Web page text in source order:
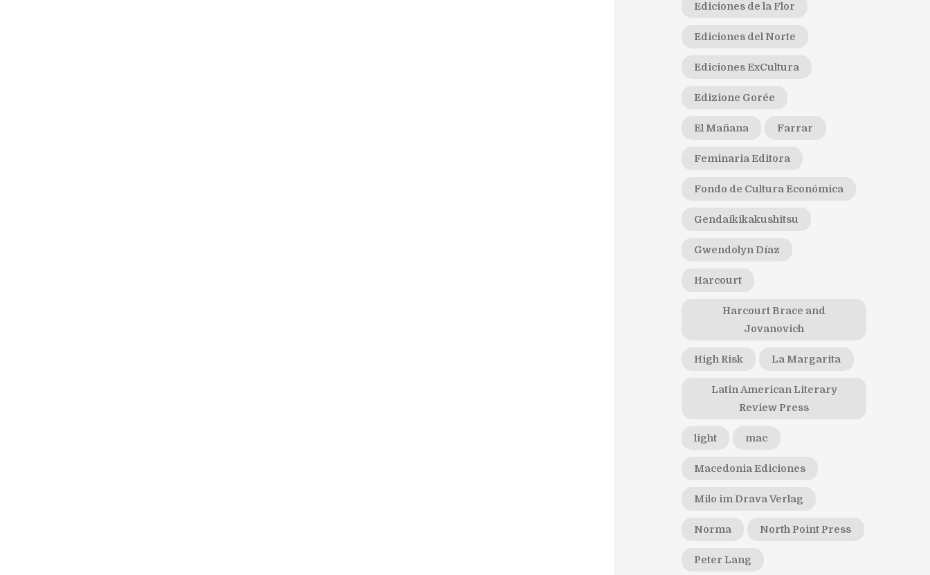
Ediciones de la Flor
Ediciones del Norte
Ediciones ExCultura
Edizione Gorée
El Mañana Farrar
Feminaria Editora
Fondo de Cultura Económica
Gendaikikakushitsu
Gwendolyn Díaz
Harcourt
Harcourt Brace and
Jovanovich
High Risk La Margarita
Latin American Literary
Review Press
light mac
Macedonia Ediciones
Milo im Drava Verlag
Norma North Point Press
Peter Lang